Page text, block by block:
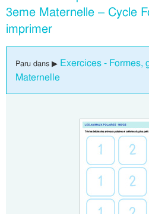
3eme Maternelle – Cycle
imprimer
Paru dans ▶ Exercices - Formes,
Maternelle